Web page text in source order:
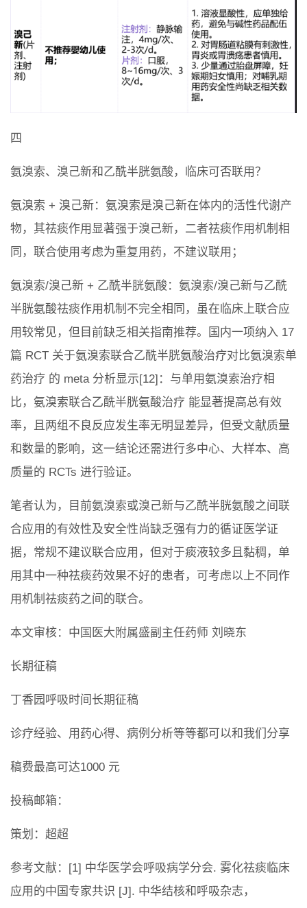
四
氨溴索、溴己新和乙酰半胱氨酸，临床可否联用？
氨溴索 + 溴己新：氨溴索是溴己新在体内的活性代谢产
物，其祛痰作用显著强于溴己新，二者祛痰作用机制相
同，联合使用考虑为重复用药，不建议联用；
氨溴索/溴己新 + 乙酰半胱氨酸：氨溴索/溴己新与乙酰
半胱氨酸祛痰作用机制不完全相同，虽在临床上联合应
用较常见，但目前缺乏相关指南推荐。国内一项纳入 17
篇 RCT 关于氨溴索联合乙酰半胱氨酸治疗对比氨溴索单
药治疗 的 meta 分析显示[12]：与单用氨溴索治疗相
比，氨溴索联合乙酰半胱氨酸治疗 能显著提高总有效
率，且两组不良反应发生率无明显差异，但受文献质量
和数量的影响，这一结论还需进行多中心、大样本、高
质量的 RCTs 进行验证。
笔者认为，目前氨溴索或溴己新与乙酰半胱氨酸之间联
合应用的有效性及安全性尚缺乏强有力的循证医学证
据，常规不建议联合应用，但对于痰液较多且黏稠，单
用其中一种祛痰药效果不好的患者，可考虑以上不同作
用机制祛痰药之间的联合。
本文审核：中国医大附属盛副主任药师 刘晓东
长期征稿
丁香园呼吸时间长期征稿
诊疗经验、用药心得、病例分析等等都可以和我们分享
稿费最高可达1000 元
投稿邮箱：
策划：超超
参考文献：[1] 中华医学会呼吸病学分会. 雾化祛痰临床
应用的中国专家共识 [J]. 中华结核和呼吸杂志，